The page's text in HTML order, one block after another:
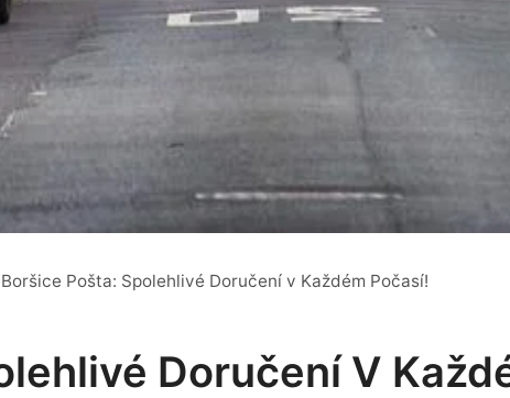
Boršice Pošta: Spolehlivé Doručení v Každém Počasí!
Doručení V